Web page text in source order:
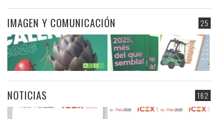
25
IMAGEN Y COMUNICACIÓN
162
NOTICIAS